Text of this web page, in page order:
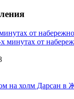
от
на холм Дарсан в